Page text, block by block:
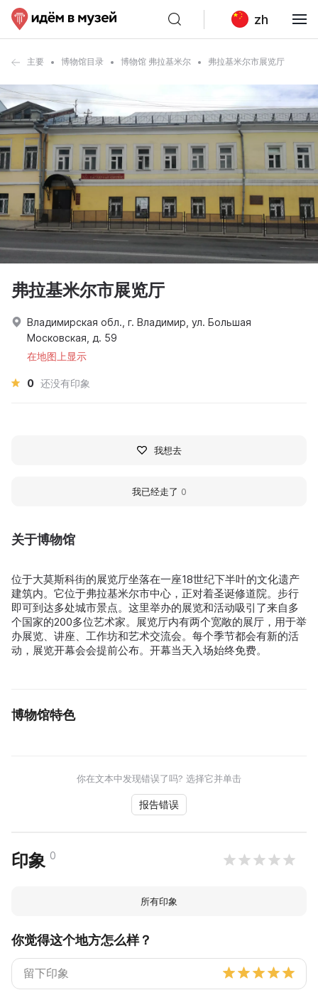
zh
主要 博物馆目录 博物馆 弗拉基米尔 弗拉基米尔市展览厅
关于博物馆
位于大莫斯科街的展览厅坐落在一座18世纪下半叶的文化遗产
建筑内。它位于弗拉基米尔市中心，正对着圣诞修道院。步行
即可到达多处城市景点。这里举办的展览和活动吸引了来自多
个国家的200多位艺术家。展览厅内有两个宽敞的展厅，用于举
办展览、讲座、工作坊和艺术交流会。每个季节都会有新的活
动，展览开幕会会提前公布。开幕当天入场始终免费。
博物馆特色
你在文本中发现错误了吗? 选择它并单击
报告错误
印象 0
所有印象
你觉得这个地方怎么样？
弗拉基米尔市展览厅
Владимирская обл., г. Владимир, ул. Большая
Московская, д. 59
在地图上显示
0 还没有印象
我想去
我已经走了 0